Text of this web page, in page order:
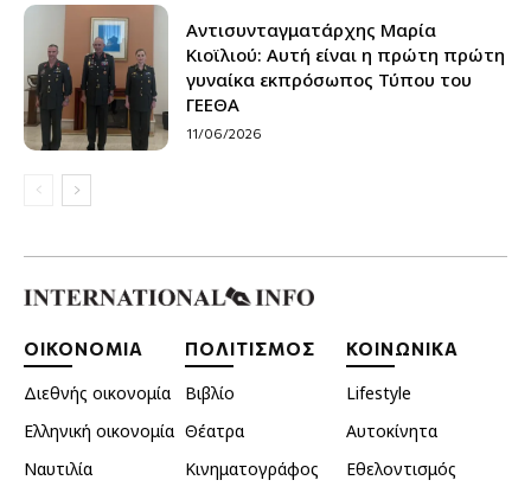
Αντισυνταγματάρχης Μαρία
Κιοϊλιού: Αυτή είναι η πρώτη πρώτη
γυναίκα εκπρόσωπος Τύπου του
ΓΕΕΘΑ
11/06/2026
ΟΙΚΟΝΟΜΙΑ
Διεθνής οικονομία
Ελληνική οικονομία
Ναυτιλία
ΠΟΛΙΤΙΣΜΟΣ
Βιβλίο
Θέατρα
Κινηματογράφος
ΚΟΙΝΩΝΙΚΑ
Lifestyle
Αυτοκίνητα
Εθελοντισμός